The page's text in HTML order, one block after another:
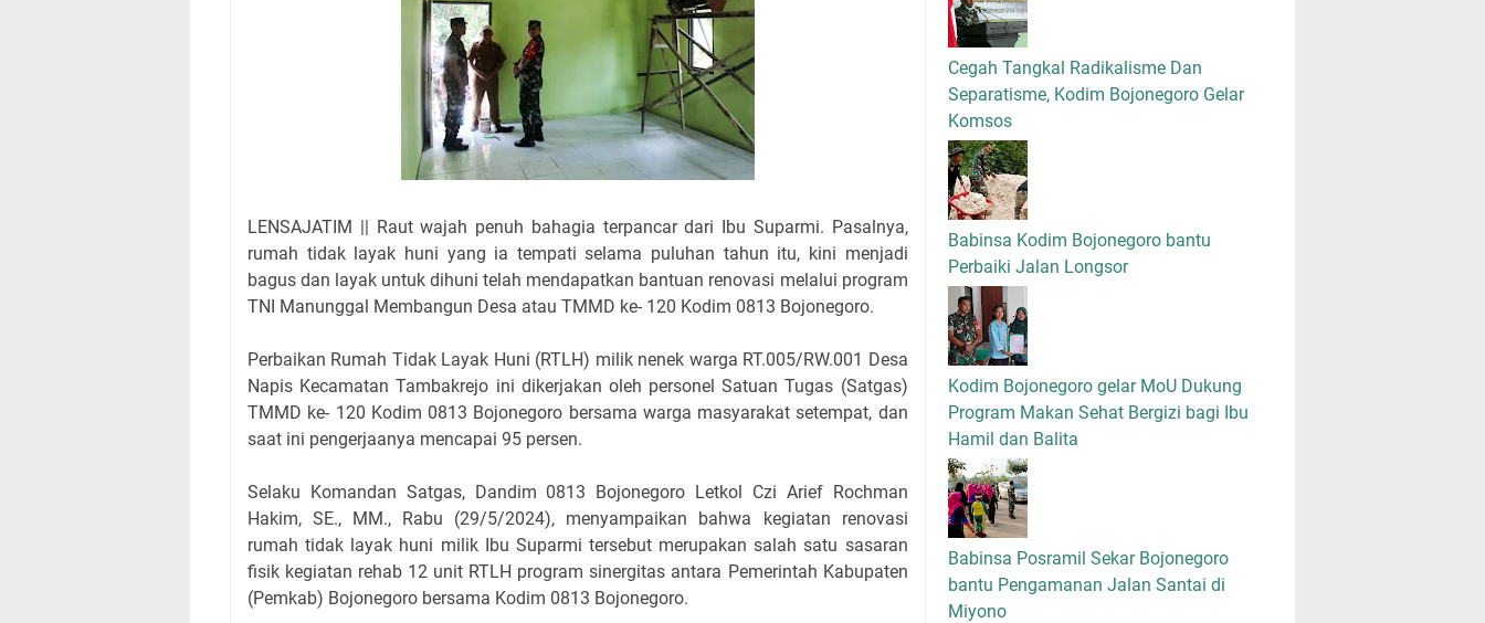
LENSAJATIM || Raut wajah penuh bahagia terpancar dari Ibu Suparmi. Pasalnya,
rumah tidak layak huni yang ia tempati selama puluhan tahun itu, kini menjadi
bagus dan layak untuk dihuni telah mendapatkan bantuan renovasi melalui program
TNI Manunggal Membangun Desa atau TMMD ke- 120 Kodim 0813 Bojonegoro.
Perbaikan Rumah Tidak Layak Huni (RTLH) milik nenek warga RT.005/RW.001 Desa
Napis Kecamatan Tambakrejo ini dikerjakan oleh personel Satuan Tugas (Satgas)
TMMD ke- 120 Kodim 0813 Bojonegoro bersama warga masyarakat setempat, dan
saat ini pengerjaanya mencapai 95 persen.
Selaku Komandan Satgas, Dandim 0813 Bojonegoro Letkol Czi Arief Rochman
Hakim, SE., MM., Rabu (29/5/2024), menyampaikan bahwa kegiatan renovasi
rumah tidak layak huni milik Ibu Suparmi tersebut merupakan salah satu sasaran
fisik kegiatan rehab 12 unit RTLH program sinergitas antara Pemerintah Kabupaten
(Pemkab) Bojonegoro bersama Kodim 0813 Bojonegoro.
Cegah Tangkal Radikalisme Dan
Separatisme, Kodim Bojonegoro Gelar
Komsos
Babinsa Kodim Bojonegoro bantu
Perbaiki Jalan Longsor
Kodim Bojonegoro gelar MoU Dukung
Program Makan Sehat Bergizi bagi Ibu
Hamil dan Balita
Babinsa Posramil Sekar Bojonegoro
bantu Pengamanan Jalan Santai di
Miyono